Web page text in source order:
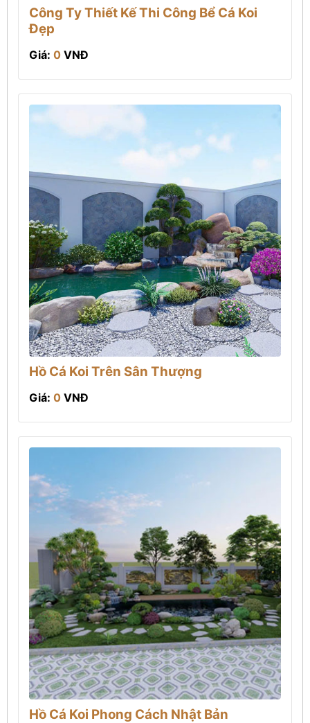
Công Ty Thiết Kế Thi Công Bể Cá Koi
Đẹp
Giá: 0 VNĐ
Hồ Cá Koi Trên Sân Thượng
Giá: 0 VNĐ
Hồ Cá Koi Phong Cách Nhật Bản